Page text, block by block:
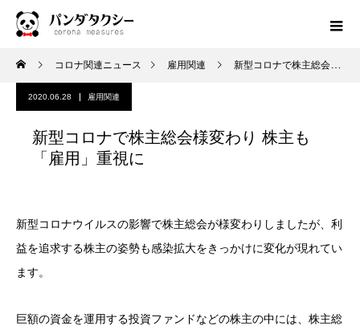
コロナ関連ニュース 雇用関連 新型コロナで株主総会様変わり 株主も「雇用」重視に
2020.06.28 雇用関連
新型コロナで株主総会様変わり 株主も
「雇用」重視に
新型コロナウイルスの影響で株主総会が様変わりしましたが、利
益を追求する株主の姿勢も感染拡大をきっかけに変化が現れてい
ます。
巨額の資金を運用する投資ファンドなどの株主の中には、株主総